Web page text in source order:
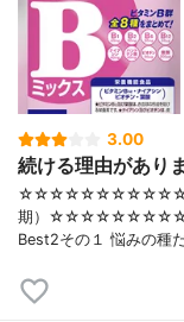
3.00
続ける理由があり
☆☆☆☆☆☆☆☆☆☆☆☆持
期）
Best2その１ 悩みの種